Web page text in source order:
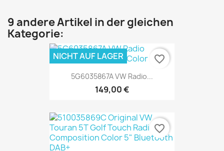
9 andere Artikel in der gleichen
Kategorie:
5G6035867A VW Radio...
149,00 €
NICHT AUF LAGER favorite_border
favorite_border